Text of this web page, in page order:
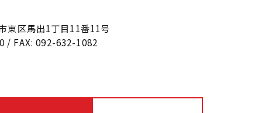
区馬出1丁目11番11号
/ FAX: 092-632-1082